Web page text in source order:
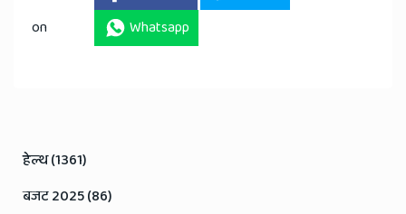
on
Whatsapp
हेल्थ (1361)
बजट 2025 (86)